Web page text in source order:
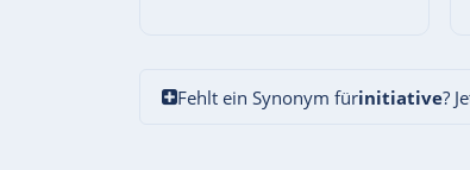
Fehlt ein Synonym fürinitiative?